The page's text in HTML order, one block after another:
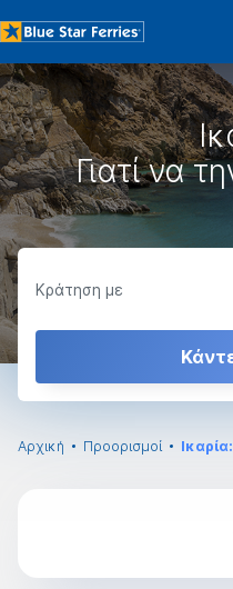
Γιατί να
Κράτηση με
Αρχική Προορισμοί